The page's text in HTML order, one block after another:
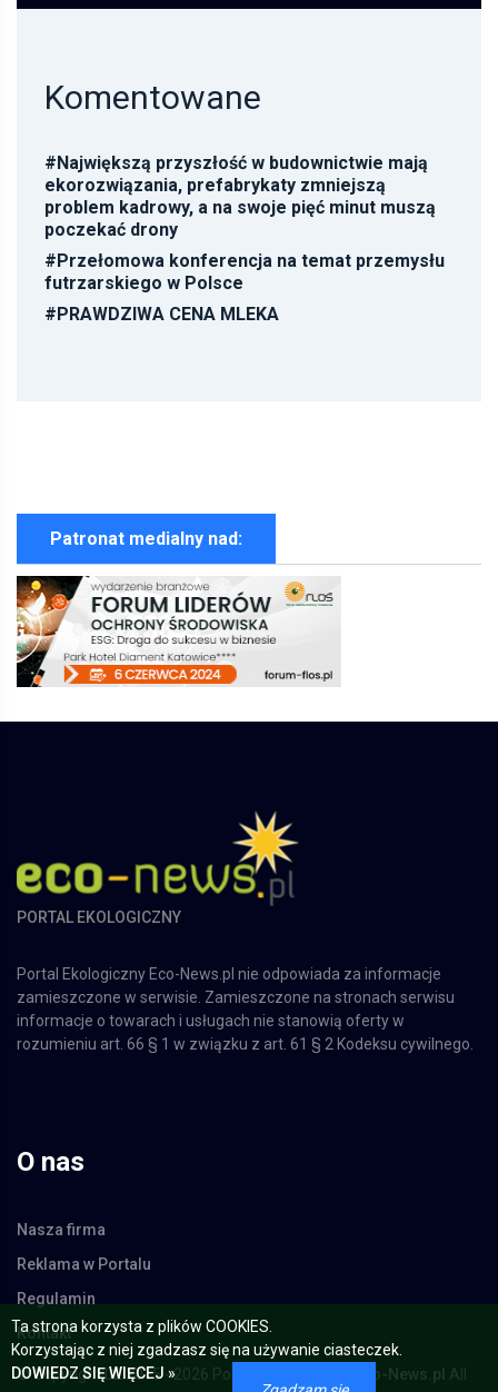
Komentowane
#Największą przyszłość w budownictwie mają
ekorozwiązania, prefabrykaty zmniejszą
problem kadrowy, a na swoje pięć minut muszą
poczekać drony
#Przełomowa konferencja na temat przemysłu
futrzarskiego w Polsce
#PRAWDZIWA CENA MLEKA
Patronat medialny nad:
PORTAL EKOLOGICZNY
Portal Ekologiczny Eco-News.pl nie odpowiada za informacje
zamieszczone w serwisie. Zamieszczone na stronach serwisu
informacje o towarach i usługach nie stanowią oferty w
rozumieniu art. 66 § 1 w związku z art. 61 § 2 Kodeksu cywilnego.
O nas
Nasza firma
Reklama w Portalu
Regulamin
Kontakt
© Copyright 02.2015 - 2026 Portal Ekologiczny - Eco-News.pl All
Ta strona korzysta z plików COOKIES.
Korzystając z niej zgadzasz się na używanie ciasteczek.
DOWIEDZ SIĘ WIĘCEJ »